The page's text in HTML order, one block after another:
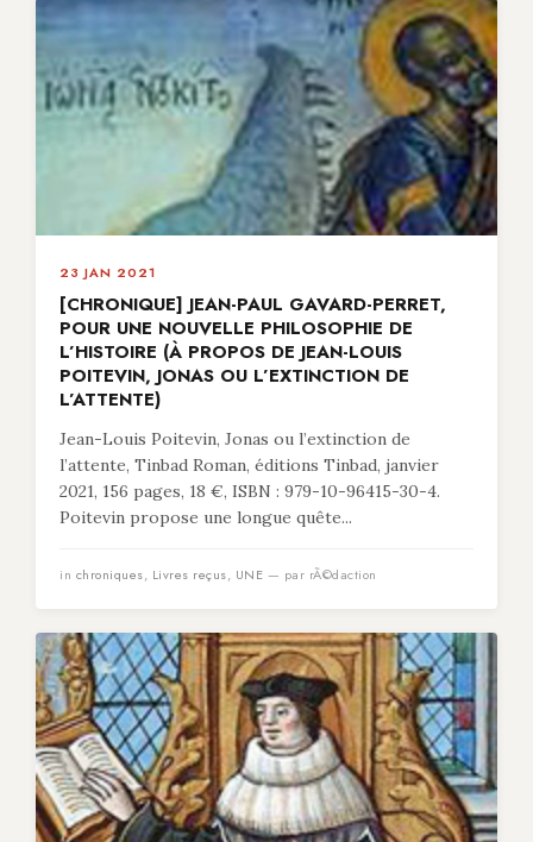
23 JAN 2021
[CHRONIQUE] JEAN-PAUL GAVARD-PERRET,
POUR UNE NOUVELLE PHILOSOPHIE DE
L’HISTOIRE (À PROPOS DE JEAN-LOUIS
POITEVIN, JONAS OU L’EXTINCTION DE
L’ATTENTE)
Jean-Louis Poitevin, Jonas ou l’extinction de
l’attente, Tinbad Roman, éditions Tinbad, janvier
2021, 156 pages, 18 €, ISBN : 979-10-96415-30-4.
Poitevin propose une longue quête...
in chroniques, Livres reçus, UNE — par rÃ©daction